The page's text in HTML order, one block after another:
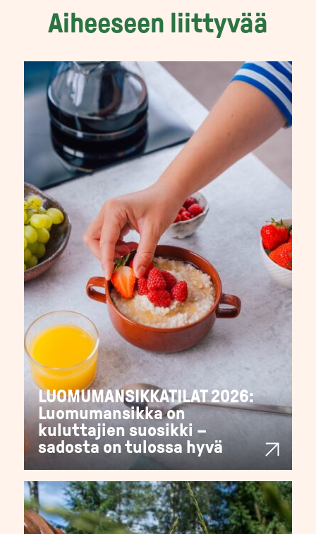
Aiheeseen liittyvää
LUOMUMANSIKKATILAT 2026:
Luomumansikka on
kuluttajien suosikki –
sadosta on tulossa hyvä